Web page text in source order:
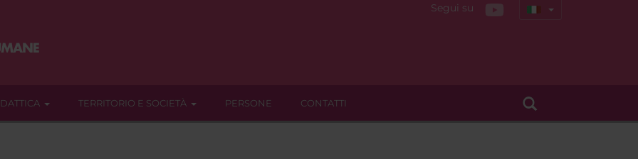
Segui su
TERRITORIO E SOCIETÀ PERSONE CONTATTI